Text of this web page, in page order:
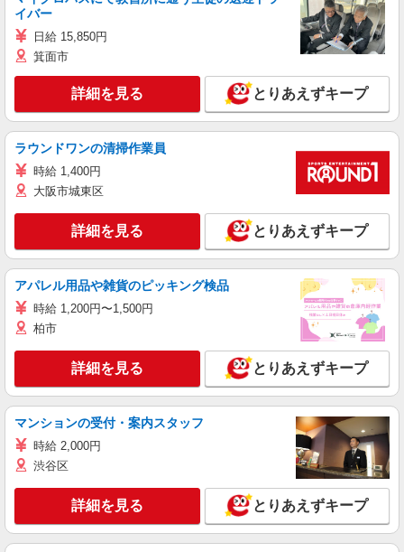
イバー
日給 15,850円
箕面市
詳細を見る とりあえずキープ
ラウンドワンの清掃作業員
時給 1,400円
大阪市城東区
詳細を見る とりあえずキープ
アパレル用品や雑貨のピッキング検品
時給 1,200円〜1,500円
柏市
詳細を見る とりあえずキープ
マンションの受付・案内スタッフ
時給 2,000円
渋谷区
詳細を見る とりあえずキープ